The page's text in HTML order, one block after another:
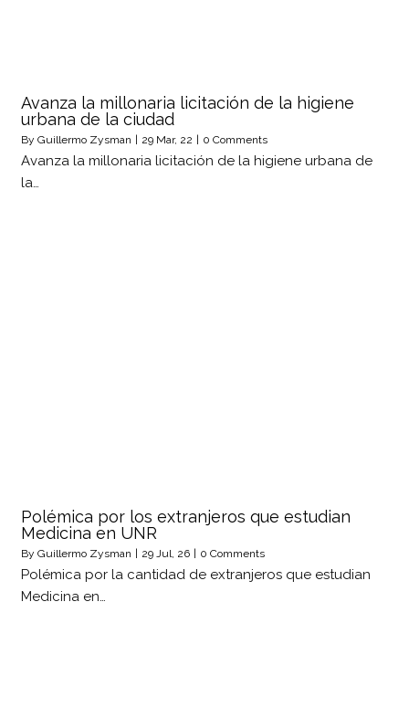
Avanza la millonaria licitación de la higiene
urbana de la ciudad
By Guillermo Zysman | 29 Mar, 22 | 0 Comments
Avanza la millonaria licitación de la higiene urbana de
la…
Polémica por los extranjeros que estudian
Medicina en UNR
By Guillermo Zysman 29 Jul, 26 0 Comments
Polémica por la cantidad de extranjeros que estudian
Medicina en…